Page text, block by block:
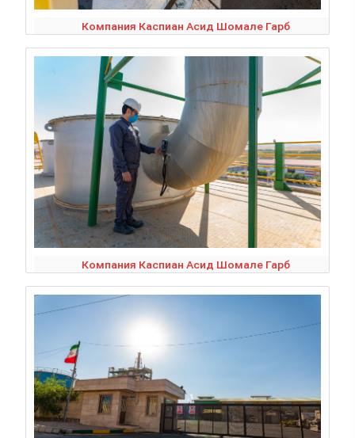
Компания Каспиан Асид Шомале Гарб
Компания Каспиан Асид Шомале Гарб